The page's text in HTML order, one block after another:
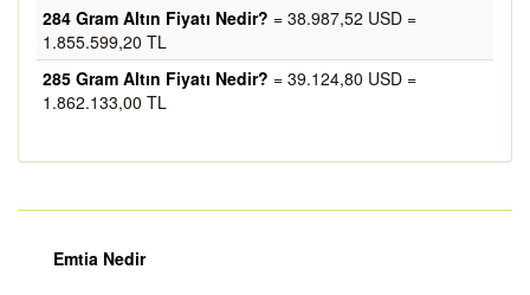
284 Gram Altın Fiyatı Nedir? = 38.987,52 USD =
1.855.599,20 TL
285 Gram Altın Fiyatı Nedir? = 39.124,80 USD =
1.862.133,00 TL
Emtia Nedir